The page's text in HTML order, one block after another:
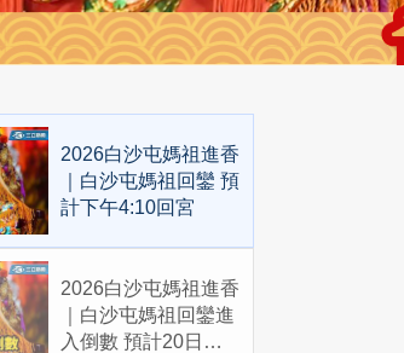
2026白沙屯媽祖進香
｜白沙屯媽祖回鑾 預
計下午4:10回宮
2026白沙屯媽祖進香
｜白沙屯媽祖回鑾進
入倒數 預計20日回